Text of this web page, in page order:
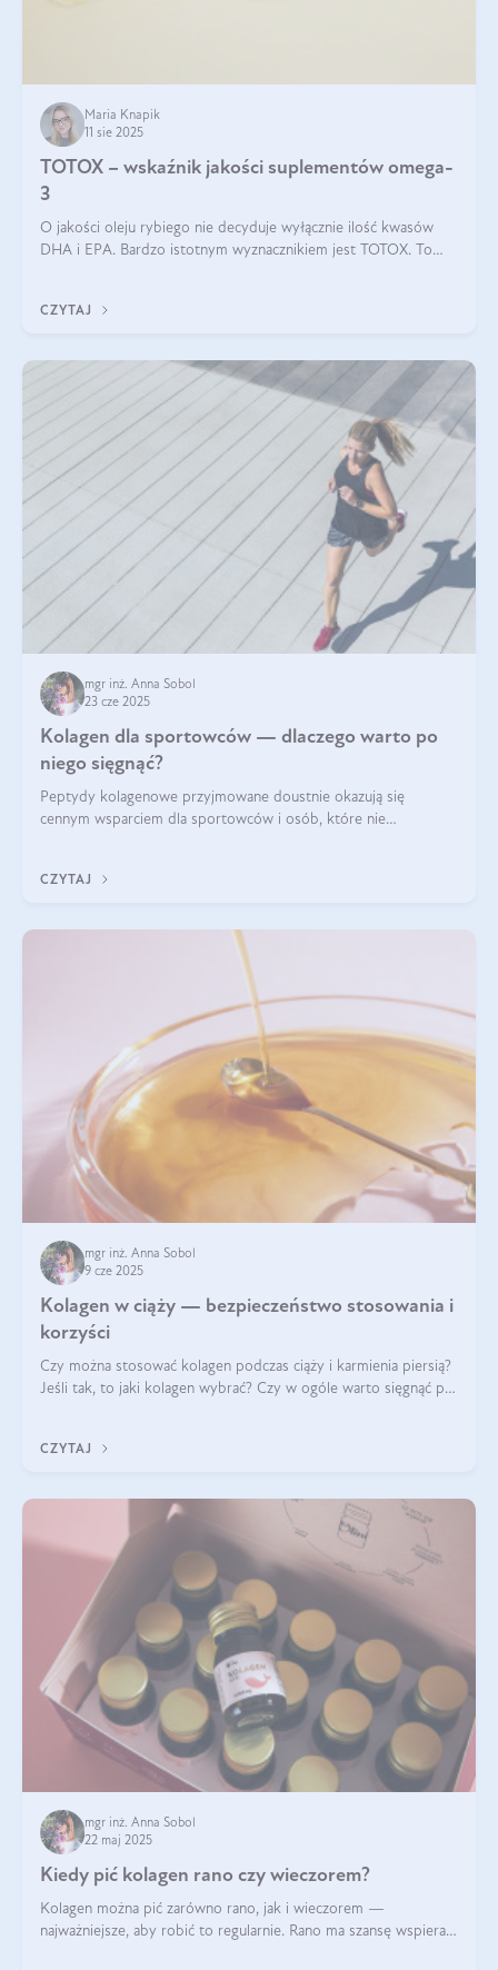
Maria Knapik
11 sie 2025
TOTOX – wskaźnik jakości suplementów omega-
3
O jakości oleju rybiego nie decyduje wyłącznie ilość kwasów
DHA i EPA. Bardzo istotnym wyznacznikiem jest TOTOX. To
CZYTAJ
mgr inż. Anna Sobol
23 cze 2025
Kolagen dla sportowców — dlaczego warto po
niego sięgnąć?
Peptydy kolagenowe przyjmowane doustnie okazują się
cennym wsparciem dla sportowców i osób, które nie
CZYTAJ
mgr inż. Anna Sobol
9 cze 2025
Kolagen w ciąży — bezpieczeństwo stosowania i
korzyści
Czy można stosować kolagen podczas ciąży i karmienia piersią?
Jeśli tak, to jaki kolagen wybrać? Czy w ogóle warto sięgnąć po
CZYTAJ
mgr inż. Anna Sobol
22 maj 2025
Kiedy pić kolagen rano czy wieczorem?
Kolagen można pić zarówno rano, jak i wieczorem —
najważniejsze, aby robić to regularnie. Rano ma szansę wspierać